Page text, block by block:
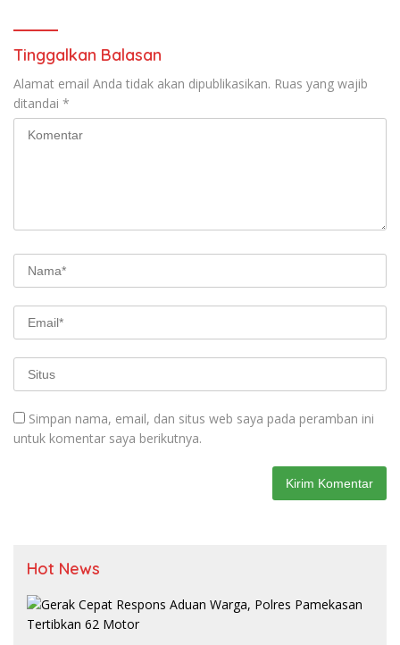
Tinggalkan Balasan
Alamat email Anda tidak akan dipublikasikan. Ruas yang wajib
ditandai *
Simpan nama, email, dan situs web saya pada peramban ini
untuk komentar saya berikutnya.
Hot News